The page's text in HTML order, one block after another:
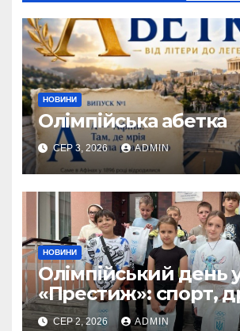
НОВИНИ
Олімпійська абетка
СЕР 3, 2026 ADMIN
НОВИНИ
Олімпійський день
«Престиж»: спорт,
та незабутні емоції
СЕР 2, 2026 ADMIN